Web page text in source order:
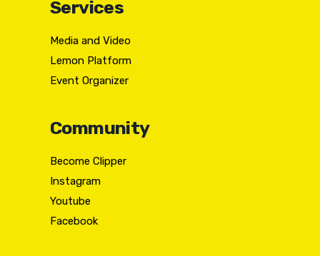
Services
Media and Video
Lemon Platform
Event Organizer
Community
Become Clipper
Instagram
Youtube
Facebook